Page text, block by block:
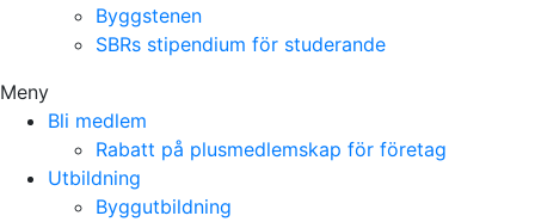
Byggstenen
SBRs stipendium för studerande
Meny
Bli medlem
Rabatt på plusmedlemskap för företag
Utbildning
Byggutbildning